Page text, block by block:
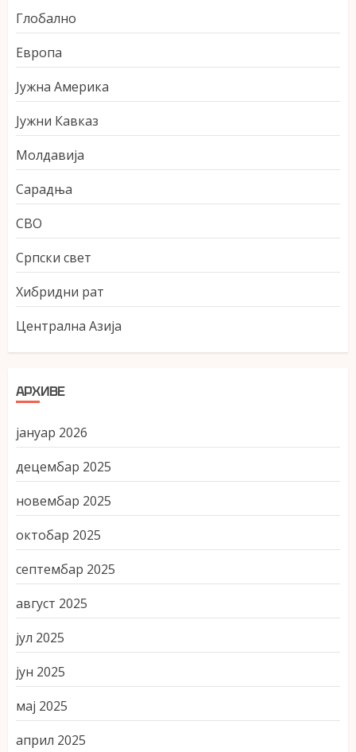
Глобално
Европа
Јужна Америка
Јужни Кавказ
Молдавија
Сарадња
СВО
Српски свет
Хибридни рат
Централна Азија
АРХИВЕ
јануар 2026
децембар 2025
новембар 2025
октобар 2025
септембар 2025
август 2025
јул 2025
јун 2025
мај 2025
април 2025